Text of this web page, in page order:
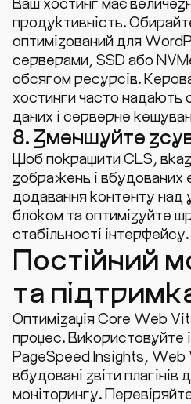
продуктивність.
оптимізований для
серверами, SSD або
обсягом ресурсів.
хостинги часто надають
даних і серверне
8. Зменшуйте
Щоб покращити CLS,
зображень і вбудованих
додавання контенту
блоком та оптимізуйте
стабільності інтерфейсу.
Постійний
та
Оптимізація Core Web
процес. Використовуйте
PageSpeed Insights,
вбудовані звіти
моніторингу.